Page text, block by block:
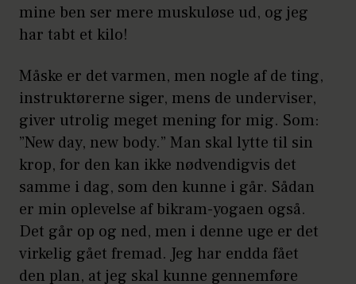
mine ben ser mere muskuløse ud, og jeg
har tabt et kilo!
Måske er det varmen, men nogle af de ting,
instruktørerne siger, mens de underviser,
giver utrolig meget mening for mig. Som:
”New day, new body.” Man skal lytte til sin
krop, for den kan ikke nødvendigvis det
samme i dag, som den kunne i går. Sådan
er min oplevelse af bikram-yogaen også.
Det går op og ned, men i denne uge er det
virkelig gået fremad. Jeg har endda fået
den plan, at jeg skal kunne gennemføre